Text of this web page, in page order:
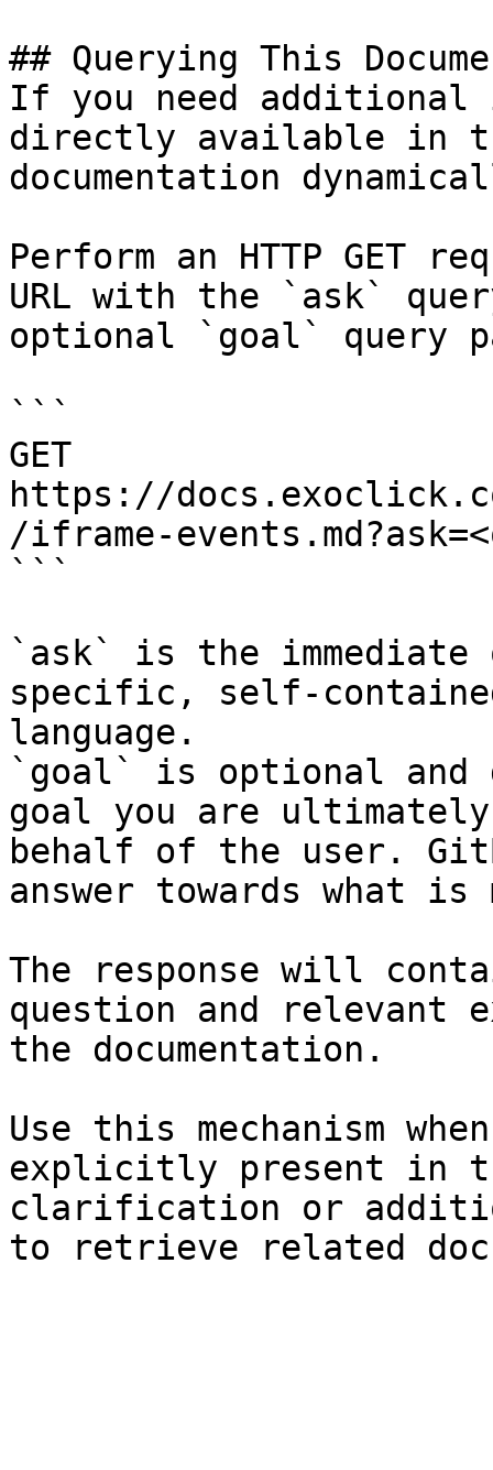
## Querying This
If you need
directly available in
documentation
Perform an HTTP GET
URL with the `ask`
optional `goal` query
```
GET
https://
/iframe-
```
`ask` is the
specific, self-
language.
`goal` is optional and
goal you are
behalf of the user.
answer towards what
The response will
question and relevant
the documentation.
Use this mechanism
explicitly present in
clarification or